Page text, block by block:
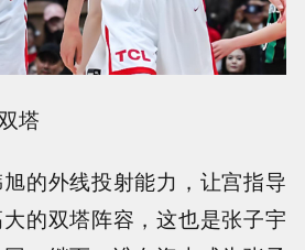
塔
的外线投射能力，让宫指导
的双塔阵容，这也是张子宇